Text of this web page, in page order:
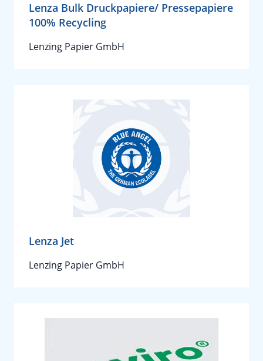
Lenza Bulk Druckpapiere/ Pressepapiere
100% Recycling
Lenzing Papier GmbH
Lenza Jet
Lenzing Papier GmbH